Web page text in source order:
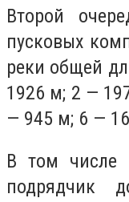
Второй
пусковых
реки общей
1926 м; 2 —
— 945 м; 6 —
В том числе
подрядчик